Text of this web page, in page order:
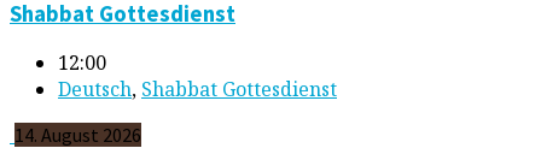
Shabbat Gottesdienst
12:00
Deutsch, Shabbat Gottesdienst
14. August 2026